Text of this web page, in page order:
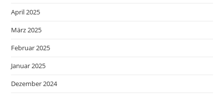
April 2025
März 2025
Februar 2025
Januar 2025
Dezember 2024